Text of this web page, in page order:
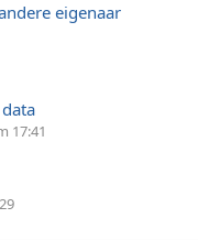
eigenaar
17:41